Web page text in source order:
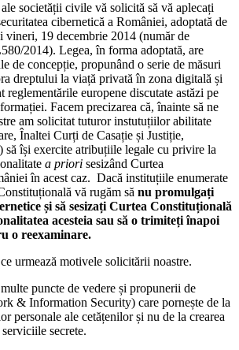
societății civile vă solicită să vă aplecați
cibernetică a României, adoptată de
vineri, 19 decembrie 2014 (număr de
2014). Legea, în forma adoptată, are
de concepție, propunând o serie de măsuri
dreptului la viață privată în zona digitală și
reglementările europene discutate astăzi pe
Facem precizarea că, înainte să ne
am solicitat tuturor instutuțiilor abilitate
Înaltei Curți de Casație și Justiție,
își exercite atribuțiile legale cu privire la
a priori sesizând Curtea
în acest caz. Dacă instituțiile enumerate
vă rugăm să nu promulgați
și să sesizați Curtea Constituțională
acesteia sau să o trimiteți înapoi
o reexaminare.
urmează motivele solicitării noastre.
puncte de vedere și propunerii de
& Information Security) care pornește de la
personale ale cetățenilor și nu de la crearea
secrete.